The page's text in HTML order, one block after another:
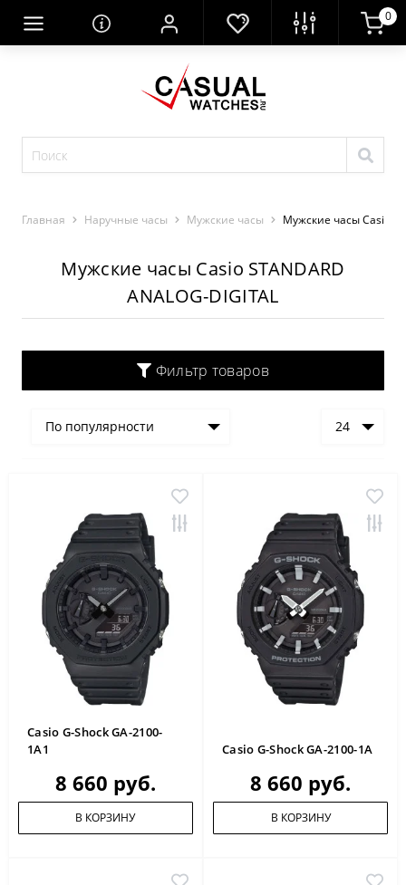
0
Главная Наручные часы Мужские часы Мужские часы Casio
Мужские часы Casio STANDARD
ANALOG-DIGITAL
Фильтр товаров
По популярности 24
Casio G-Shock GA-2100-
1A1
8 660 руб.
В КОРЗИНУ
Casio G-Shock GA-2100-1A
8 660 руб.
В КОРЗИНУ